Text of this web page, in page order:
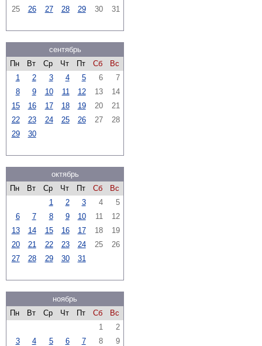
25
26 27 28 29 30 31
сентябрь
Пн
Вт Ср Чт Пт Сб
Вс
1
2 3 4 5 6
7
8
9 10 11 12 13
14
15
16 17 18 19 20
21
22
23 24 25 26 27
28
29
30
октябрь
Пн
Вт Ср Чт Пт Сб
Вс
1
2 3 4
5
6
7 8 9 10 11
12
13
14 15 16 17 18
19
20
21 22 23 24 25
26
27
28 29 30 31
ноябрь
Пн
Вт Ср Чт Пт Сб
Вс
1
2
3
4 5 6 7 8
9